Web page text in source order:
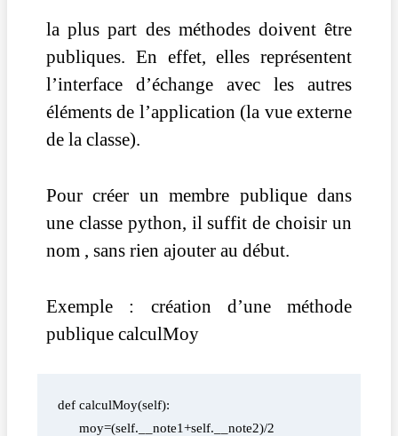
la plus part des méthodes doivent être
publiques. En effet, elles représentent
l’interface d’échange avec les autres
éléments de l’application (la vue externe
de la classe).
Pour créer un membre publique dans
une classe python, il suffit de choisir un
nom , sans rien ajouter au début.
Exemple : création d’une méthode
publique calculMoy
def calculMoy(self):
      moy=(self.__note1+self.__note2)/2